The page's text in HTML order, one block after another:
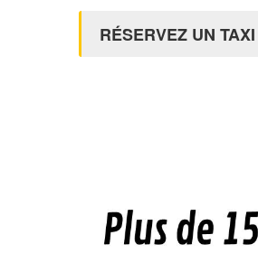
RÉSERVEZ UN